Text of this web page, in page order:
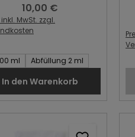
Regulärer Preis:
10,00 €
inkl. MwSt. zzgl.
des Artikel:
ml Abfüllung 2 ml
In den Warenkorb